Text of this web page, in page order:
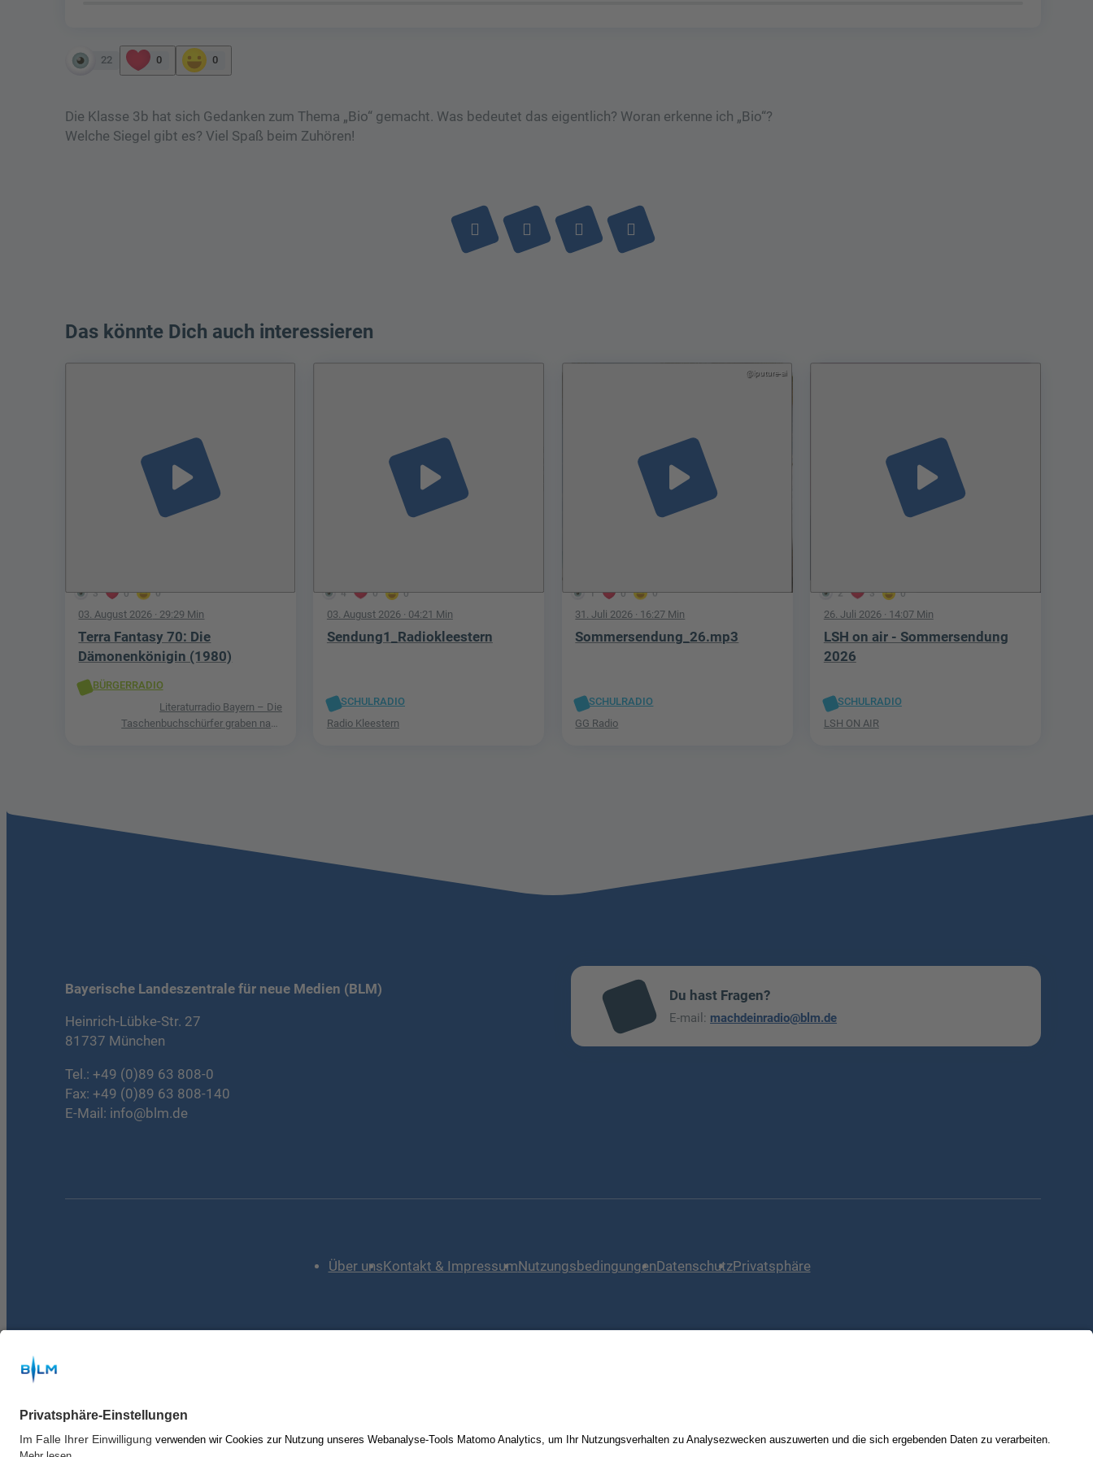
22 0 0
Die Klasse 3b hat sich Gedanken zum Thema „Bio“ gemacht. Was bedeutet das eigentlich? Woran erkenne ich „Bio“?
Welche Siegel gibt es? Viel Spaß beim Zuhören!
Das könnte Dich auch interessieren
3 0 0
play_arrow
03. August 2026 · 29:29 Min
Terra Fantasy 70: Die
Dämonenkönigin (1980)
BÜRGERRADIO
Literaturradio Bayern – Die
Taschenbuchschürfer graben nach
4 0 0
play_arrow
03. August 2026· 04:21 Min
Sendung1_Radiokleestern
SCHULRADIO
Radio Kleestern
@iputure-ai
1 0 0
play_arrow
31. Juli 2026 · 16:27 Min
Sommersendung_26.mp3
SCHULRADIO
GG Radio
2 3 0
play_arrow
26. Juli 2026· 14:07 Min
LSH on air - Sommersendung
2026
SCHULRADIO
LSH ON AIR
Bayerische Landeszentrale für neue Medien (BLM)
Heinrich-Lübke-Str. 27
81737 München
Tel.: +49 (0)89 63 808-0
Fax: +49 (0)89 63 808-140
E-Mail: info@blm.de
mai
l
Du hast Fragen?
E-mail: machdeinradio@blm.de
Über unsKontakt & ImpressumNutzungsbedingungenDatenschutzPrivatsphäre